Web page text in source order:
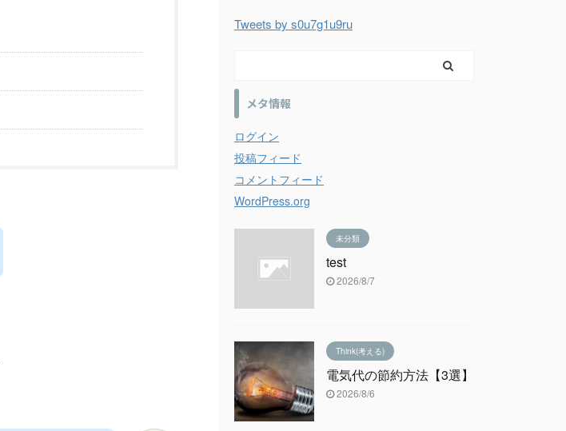
Tweets by s0u7g1u9ru
メタ情報
ログイン
投稿フィード
コメントフィード
WordPress.org
未分類
test
2026/8/7
Think(考える)
電気代の節約方法【3選】
2026/8/6